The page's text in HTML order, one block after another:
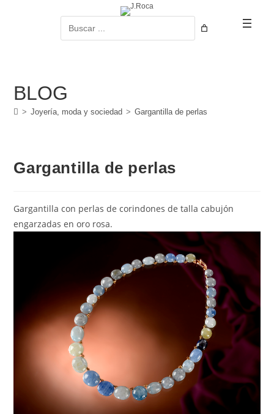
BLOG
> Joyería, moda y sociedad > Gargantilla de perlas
Gargantilla de perlas
Gargantilla con perlas de corindones de talla cabujón
engarzadas en oro rosa.